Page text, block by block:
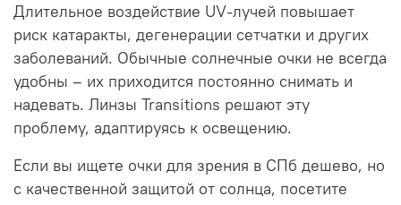
Длительное воздействие UV-лучей повышает
риск катаракты, дегенерации сетчатки и других
заболеваний. Обычные солнечные очки не всегда
удобны – их приходится постоянно снимать и
надевать. Линзы Transitions решают эту
проблему, адаптируясь к освещению.
Если вы ищете очки для зрения в СПб дешево, но
с качественной защитой от солнца, посетите